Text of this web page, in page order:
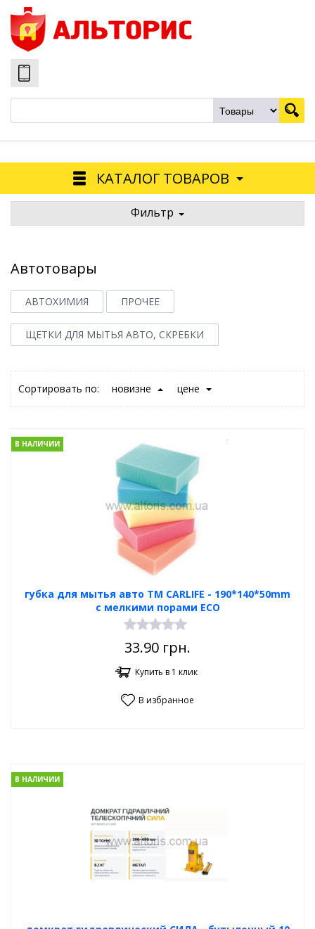
КАТАЛОГ ТОВАРОВ
Фильтр
Автотовары
АВТОХИМИЯ ПРОЧЕЕ
ЩЕТКИ ДЛЯ МЫТЬЯ АВТО, СКРЕБКИ
Сортировать по: новизне цене
губка для мытья авто TM CARLIFE - 190*140*50mm
с мелкими порами ECO
В НАЛИЧИИ
33.90 грн.
Купить в 1 клик
В избранное
В НАЛИЧИИ